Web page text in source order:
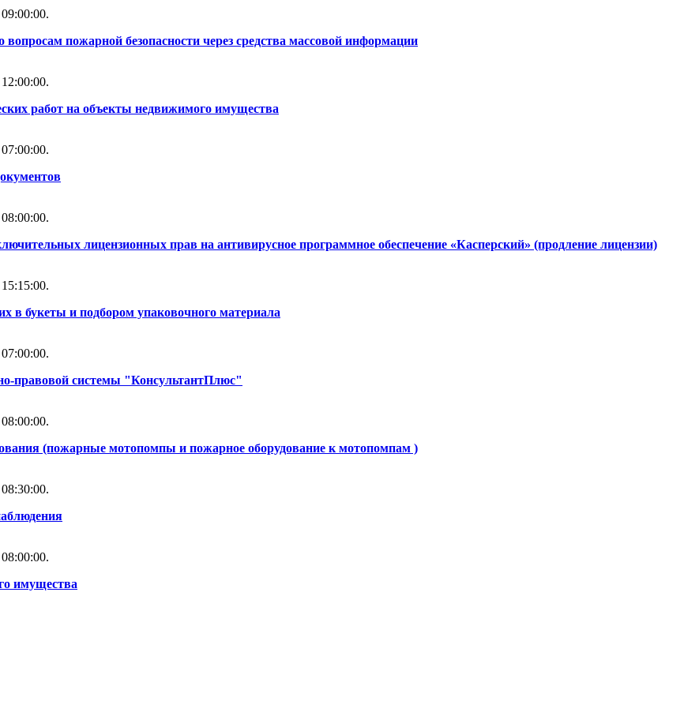
вопросам пожарной безопасности через средства массовой информации
работ на объекты недвижимого имущества
лицензионных прав на антивирусное программное обеспечение «Касперский» (продление лицензии)
в букеты и подбором упаковочного материала
правовой системы "КонсультантПлюс"
(пожарные мотопомпы и пожарное оборудование к мотопомпам )
имущества